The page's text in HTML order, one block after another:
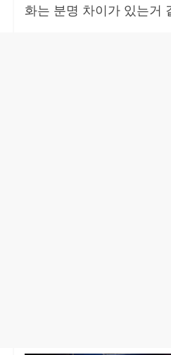
화는 분명 차이가 있는거